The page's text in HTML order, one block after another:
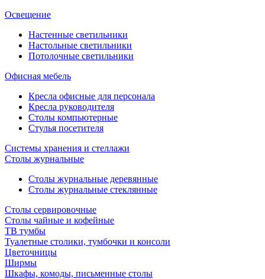
Освещение
Настенные светильники
Настольные светильники
Потолочные светильники
Офисная мебель
Кресла офисные для персонала
Кресла руководителя
Столы компьютерные
Стулья посетителя
Системы хранения и стеллажи
Столы журнальные
Столы журнальные деревянные
Столы журнальные стеклянные
Столы сервировочные
Столы чайные и кофейные
ТВ тумбы
Туалетные столики, тумбочки и консоли
Цветочницы
Ширмы
Шкафы, комоды, письменные столы